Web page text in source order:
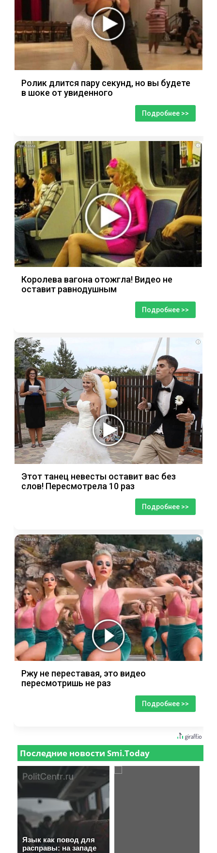
Ролик длится пару секунд, но вы будете
в шоке от увиденного
Подробнее >>
i
Королева вагона отожгла! Видео не
оставит равнодушным
Подробнее >>
i
Этот танец невесты оставит вас без
слов! Пересмотрела 10 раз
Подробнее >>
i
Ржу не переставая, это видео
пересмотришь не раз
Подробнее >>